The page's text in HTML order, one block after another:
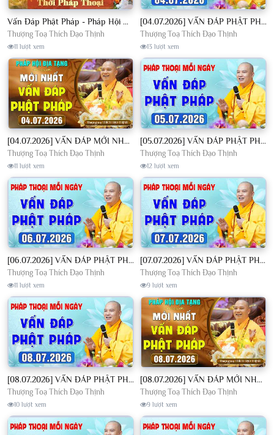
Vấn Đáp Phật Pháp - Pháp Hội Địa Tạng Ngày 01/08/2026│TT. Thích Đạo Thịnh
Thượng Toạ Thích Đạo Thịnh
11 lượt xem
[04.07.2026] VẤN ĐÁP PHẬT PHÁP - Nghe Thầy giảng Pháp mỗi ngày CÔNG ĐỨC VÔ LƯỢNG│TT. Thích Đạo Thịnh
Thượng Toạ Thích Đạo Thịnh
13 lượt xem
[04.07.2026] VẤN ĐÁP MỚI NHẤT - Pháp Hội Địa Tạng Chùa Khai Nguyên | TT. Thích Đạo Thịnh
Thượng Toạ Thích Đạo Thịnh
11 lượt xem
[05.07.2026] VẤN ĐÁP PHẬT PHÁP - Nghe Thầy giảng Pháp mỗi ngày CÔNG ĐỨC VÔ LƯỢNG│TT. Thích Đạo Thịnh
Thượng Toạ Thích Đạo Thịnh
12 lượt xem
[06.07.2026] VẤN ĐÁP PHẬT PHÁP - Nghe Thầy giảng Pháp mỗi ngày CÔNG ĐỨC VÔ LƯỢNG│TT. Thích Đạo Thịnh
Thượng Toạ Thích Đạo Thịnh
11 lượt xem
[07.07.2026] VẤN ĐÁP PHẬT PHÁP - Nghe Thầy giảng Pháp mỗi ngày CÔNG ĐỨC VÔ LƯỢNG│TT. Thích Đạo Thịnh
Thượng Toạ Thích Đạo Thịnh
9 lượt xem
[08.07.2026] VẤN ĐÁP PHẬT PHÁP - Nghe Thầy giảng Pháp mỗi ngày CÔNG ĐỨC VÔ LƯỢNG│TT. Thích Đạo Thịnh
Thượng Toạ Thích Đạo Thịnh
10 lượt xem
[08.07.2026] VẤN ĐÁP MỚI NHẤT - Pháp Hội Địa Tạng Chùa Khai Nguyên | TT. Thích Đạo Thịnh
Thượng Toạ Thích Đạo Thịnh
9 lượt xem